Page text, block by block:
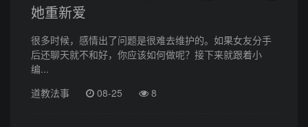
她重新爱
很多时候，感情出了问题是很难去维护的。如果女友分手
后还聊天就不和好，你应该如何做呢？接下来就跟着小
编...
道教法事
08-25 8